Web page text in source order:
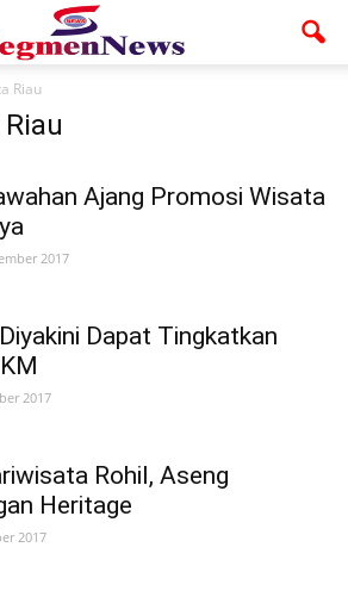
Riau
Ajang Promosi Wisata
2017
Dapat Tingkatkan
2017
Rohil, Aseng
Heritage
2017